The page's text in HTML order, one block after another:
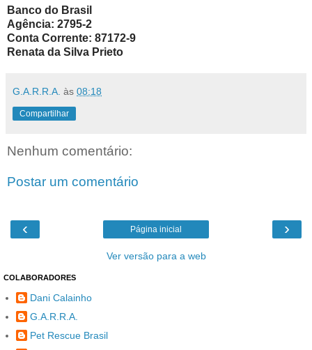
Banco do Brasil
Agência: 2795-2
Conta Corrente: 87172-9
Renata da Silva Prieto
G.A.R.R.A. às 08:18
Compartilhar
Nenhum comentário:
Postar um comentário
‹ ›
Página inicial
Ver versão para a web
COLABORADORES
Dani Calainho
G.A.R.R.A.
Pet Rescue Brasil